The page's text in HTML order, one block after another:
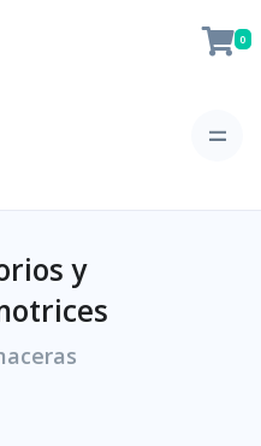
0
y